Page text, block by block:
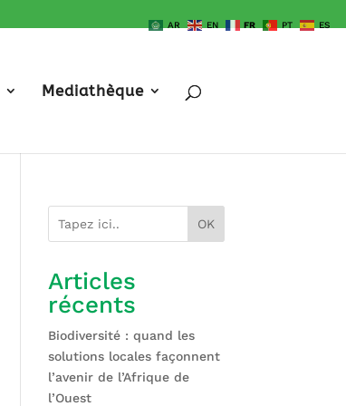
Mediathèque
OK
Articles
récents
Biodiversité : quand les
solutions locales façonnent
l’avenir de l’Afrique de
l’Ouest
AR EN FR PT ES